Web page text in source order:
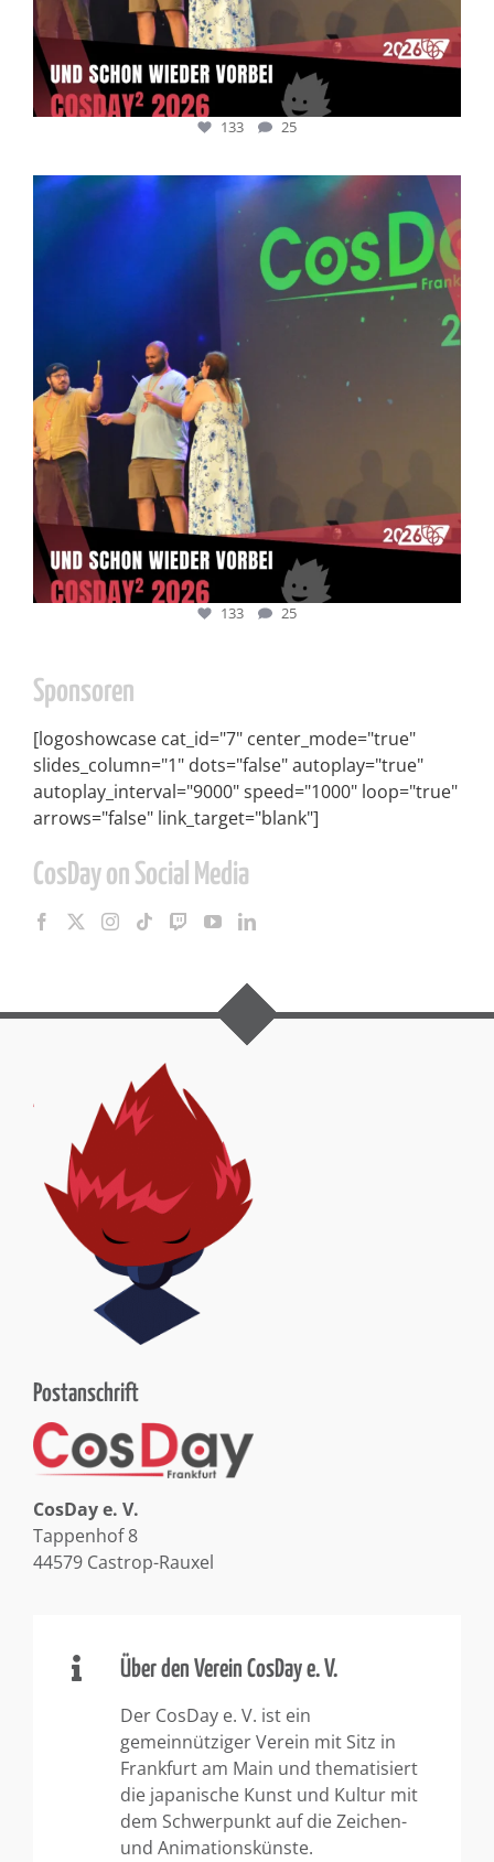
133 25
cosday
Juli 5
133 25
133 25
Sponsoren
[logoshowcase cat_id="7" center_mode="true"
slides_column="1" dots="false" autoplay="true"
autoplay_interval="9000" speed="1000" loop="true"
arrows="false" link_target="blank"]
CosDay on Social Media
Postanschrift
CosDay e. V.
Tappenhof 8
44579 Castrop-Rauxel
Über den Verein CosDay e. V.
Der CosDay e. V. ist ein
gemeinnütziger Verein mit Sitz in
Frankfurt am Main und thematisiert
die japanische Kunst und Kultur mit
dem Schwerpunkt auf die Zeichen-
und Animationskünste.